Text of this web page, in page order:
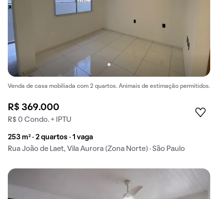
Venda de casa mobiliada com 2 quartos. Animais de estimação permitidos.
R$ 369.000
R$ 0 Condo. + IPTU
253 m² · 2 quartos · 1 vaga
Rua João de Laet, Vila Aurora (Zona Norte) · São Paulo